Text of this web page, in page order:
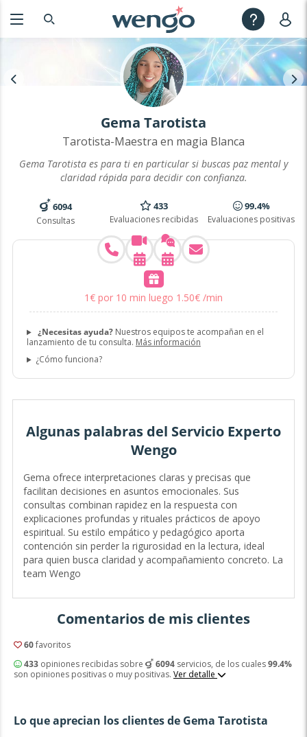
Gema Tarotista
Tarotista-Maestra en magia Blanca
Gema Tarotista es para ti en particular si buscas paz mental y
claridad rápida para decidir con confianza.
6094
Consultas
433
Evaluaciones recibidas
99.4%
Evaluaciones positivas
1€ por 10 min luego 1 .50€ /min
¿Necesitas ayuda?Nuestros equipos te acompañan en el
lanzamiento de tu consulta. Más información
¿Cómo funciona?
Algunas palabras del Servicio Experto
Wengo
Gema ofrece interpretaciones claras y precisas que
facilitan decisiones en asuntos emocionales. Sus
consultas combinan rapidez en la respuesta con
explicaciones profundas y rituales prácticos de apoyo
espiritual. Su estilo empático y pedagógico aporta
contención sin perder la rigurosidad en la lectura, ideal
para quien busca claridad y acompañamiento concreto. La
team Wengo
Comentarios de mis clientes
60favoritos
433opiniones recibidas sobre 6094servicios, de los cuales99.4%
son opiniones positivas o muy positivas. Ver detalle
Lo que aprecian los clientes de Gema Tarotista